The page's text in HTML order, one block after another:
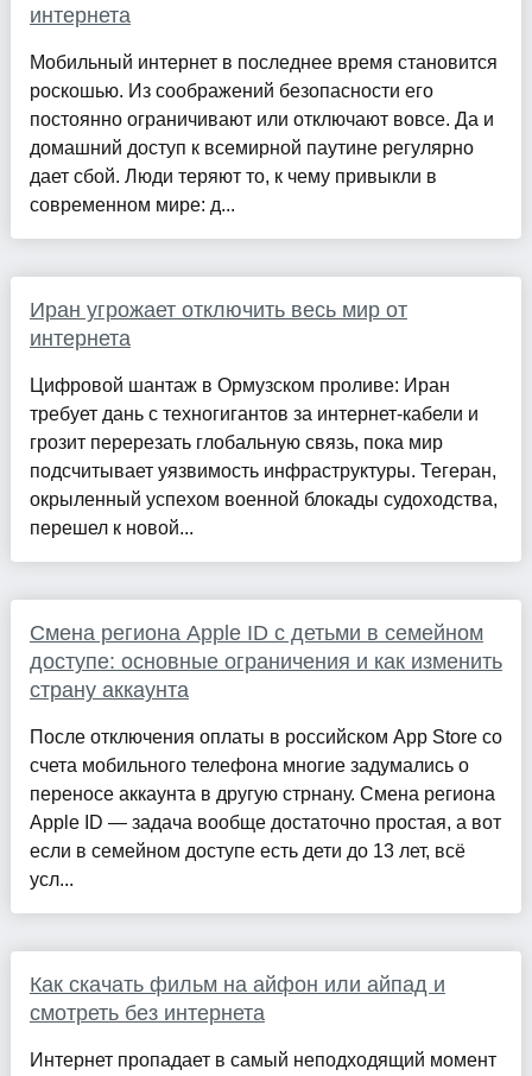
интернета
Мобильный интернет в последнее время становится
роскошью. Из соображений безопасности его
постоянно ограничивают или отключают вовсе. Да и
домашний доступ к всемирной паутине регулярно
дает сбой. Люди теряют то, к чему привыкли в
современном мире: д...
Иран угрожает отключить весь мир от
интернета
Цифровой шантаж в Ормузском проливе: Иран
требует дань с техногигантов за интернет-кабели и
грозит перерезать глобальную связь, пока мир
подсчитывает уязвимость инфраструктуры. Тегеран,
окрыленный успехом военной блокады судоходства,
перешел к новой...
Смена региона Apple ID с детьми в семейном
доступе: основные ограничения и как изменить
страну аккаунта
После отключения оплаты в российском App Store со
счета мобильного телефона многие задумались о
переносе аккаунта в другую стрнану. Смена региона
Apple ID — задача вообще достаточно простая, а вот
если в семейном доступе есть дети до 13 лет, всё
усл...
Как скачать фильм на айфон или айпад и
смотреть без интернета
Интернет пропадает в самый неподходящий момент